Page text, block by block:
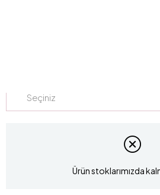
Ürün stoklarımızda